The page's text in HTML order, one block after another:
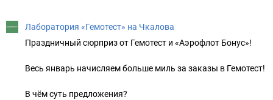
Лаборатория «Гемотест» на Чкалова
Праздничный сюрприз от Гемотест и «Аэрофлот Бонус»!
Весь январь начисляем больше миль за заказы в Гемотест!
В чём суть предложения?